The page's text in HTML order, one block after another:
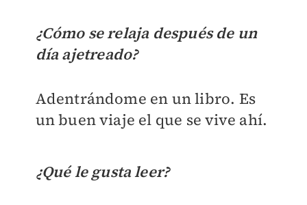
¿Cómo se relaja después de un
día ajetreado?
Adentrándome en un libro. Es
un buen viaje el que se vive ahí.
¿Qué le gusta leer?